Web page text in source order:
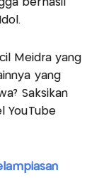
berhasil
Meidra yang
yang
Saksikan
YouTube